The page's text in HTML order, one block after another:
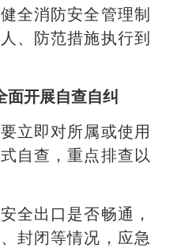
全消防安全管理制
、防范措施执行到
面开展自查自纠
即对所属或使用
自查，重点排查以
全出口是否畅通，
封闭等情况，应急